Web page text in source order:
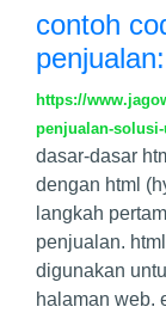
contoh
https://
penjualan-
dasar-dasar
dengan html
langkah
penjualan.
digunakan
halaman web.